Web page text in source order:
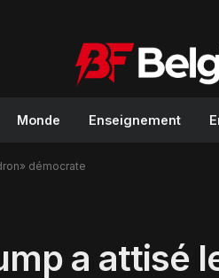
Monde Enseignement
démocrate
a attisé